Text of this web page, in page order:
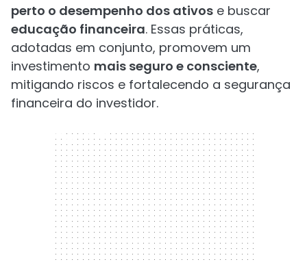
perto o desempenho dos ativos e buscar
educação financeira. Essas práticas,
adotadas em conjunto, promovem um
investimento mais seguro e consciente,
mitigando riscos e fortalecendo a segurança
financeira do investidor.
300 x 250